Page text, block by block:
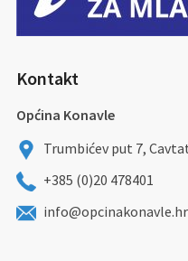
Kontakt
Općina Konavle
Trumbićev put 7,
+385 (0)20 478401
info@opcinakonavle.hr